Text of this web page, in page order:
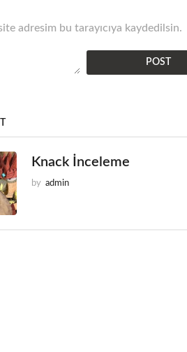
adresim bu tarayıcıya kaydedilsin.
Knack İnceleme
by admin